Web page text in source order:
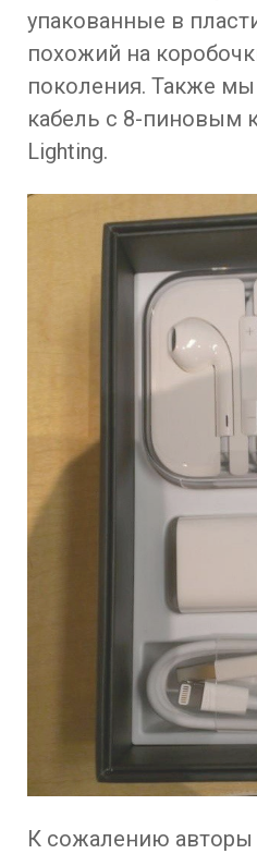
упакованные в
похожий на
поколения. Также
кабель с 8-пиновым
Lighting.
К сожалению авторы